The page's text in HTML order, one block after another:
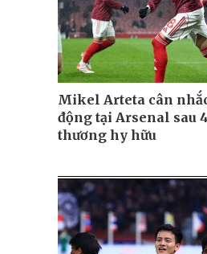
Mikel Arteta cân
động tại Arsenal sau
thương hy hữu